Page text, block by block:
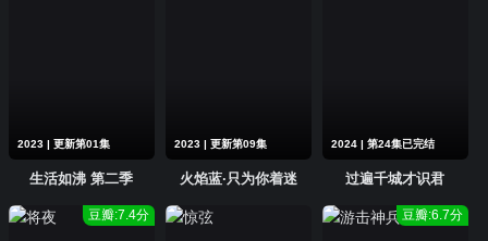
2023 | 更新第01集
生活如沸 第二季
2023 | 更新第09集
火焰蓝·只为你着迷
2024 | 第24集已完结
过遍千城才识君
豆瓣:7.4分 豆瓣:6.7分